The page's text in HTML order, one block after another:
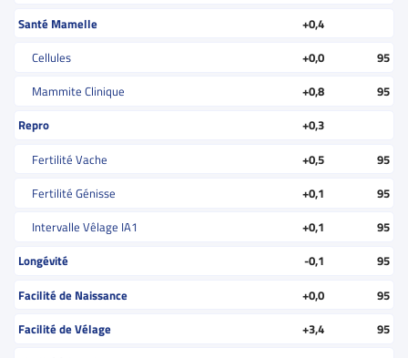
Santé Mamelle
+0,4
Cellules
+0,0
95
Mammite Clinique
+0,8
95
Repro
+0,3
Fertilité Vache
+0,5
95
Fertilité Génisse
+0,1
95
Intervalle Vêlage IA1
+0,1
95
Longévité
-0,1
95
Facilité de Naissance
+0,0
95
Facilité de Vélage
+3,4
95